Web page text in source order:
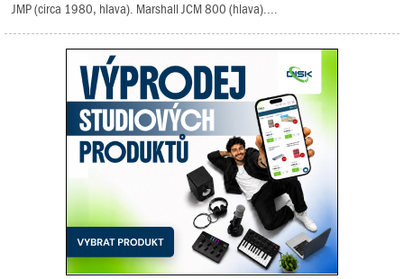
JMP (circa 1980, hlava). Marshall JCM 800 (hlava)....